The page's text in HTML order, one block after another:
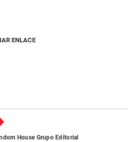
ENLACE
House Grupo Editorial